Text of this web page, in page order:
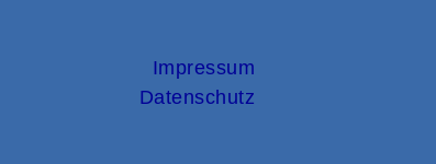
Impressum
Datenschutz